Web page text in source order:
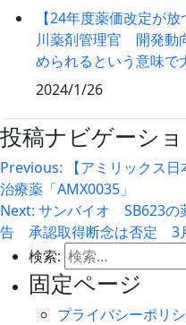
【24年度薬価改定が
川薬剤管理官 開発動
められるという意味で
2024/1/26
投稿ナビゲーシ
Previous:
【アミリックス
治療薬「AMX0035」
Next: サンバイオ SB623の
告 承認取得断念は否定 3
検索:
固定ページ
プライバシーポリ